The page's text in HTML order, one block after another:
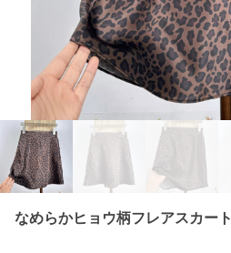
なめらかヒョウ柄フレアスカート